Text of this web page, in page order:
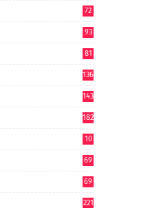
72
93
81
136
143
182
10
69
69
221